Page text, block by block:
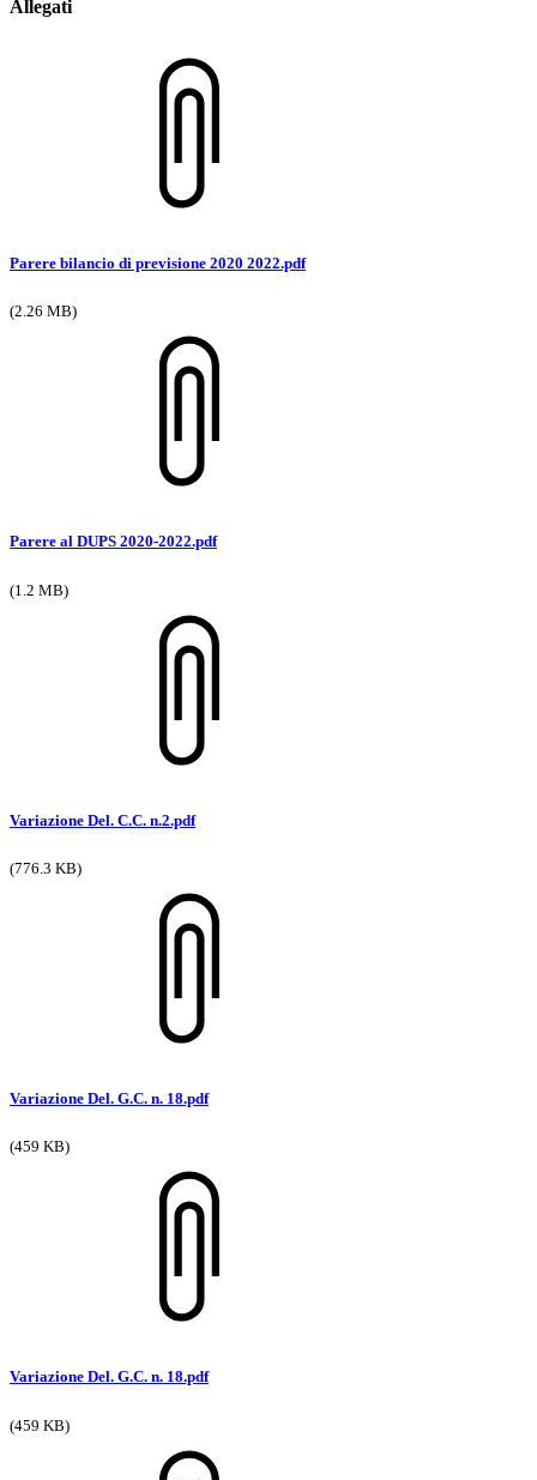
Allegati
Parere bilancio di previsione 2020 2022.pdf
(2.26 MB)
Parere al DUPS 2020-2022.pdf
(1.2 MB)
Variazione Del. C.C. n.2.pdf
(776.3 KB)
Variazione Del. G.C. n. 18.pdf
(459 KB)
Variazione Del. G.C. n. 18.pdf
(459 KB)